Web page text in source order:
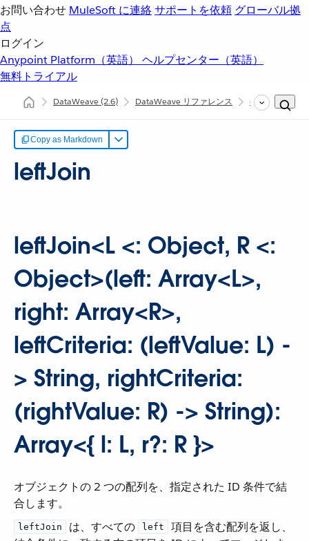
お問い合わせ MuleSoft に連絡サポートを依頼 グローバル拠
点
ログイン
Anypoint Platform（英語） ヘルプセンター（英語）
無料トライアル
DataWeave(2.6) DataWeave リファレンス dw::core::Arrays
Copy as Markdown
leftJoin
leftJoin<L <: Object, R <:
Object>(left: Array<L>,
right: Array<R>,
leftCriteria: (leftValue: L) -
> String, rightCriteria:
(rightValue: R) -> String):
Array<{ l: L, r?: R }>
オブジェクトの 2 つの配列を、指定された ID 条件で結
合します。
leftJoin ​ は、すべての ​ left
​ 項目を含む配列を返し、